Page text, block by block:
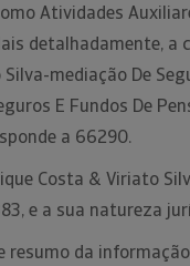
Atividades
detalhadamente,
mediação De
E Fundos De
a 66290.
Costa & Viriato
e a sua natureza
resumo da